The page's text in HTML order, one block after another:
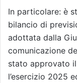
In particolare: è
bilancio di
adottata dalla
comunicazione
stato approvato
l’esercizio 2025